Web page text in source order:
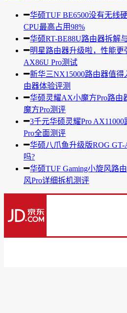
华硕TUF BE6500没有无线
CPU最高占用98%
华硕RT-BE88U路由器拆解
明星路由器升级啦，性能更
AX86U Pro测试
新华三NX15000路由器值得
由器体验评测
华硕灵耀AX小魔方Pro路由
魔方Pro测评
3千元华硕灵耀Pro
Pro全面测评
华硕八爪鱼升级版ROG
吗?
华硕TUF Gaming小旋风路
风Pro详细拆机测评